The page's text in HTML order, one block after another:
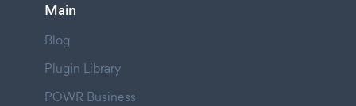
Main
Blog
Plugin Library
POWR Business